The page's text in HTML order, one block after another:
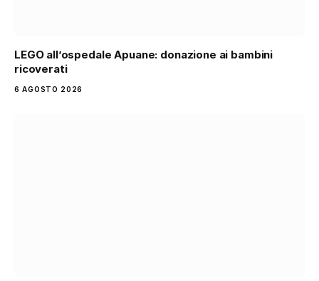
LEGO all’ospedale Apuane: donazione ai bambini
ricoverati
6 AGOSTO 2026